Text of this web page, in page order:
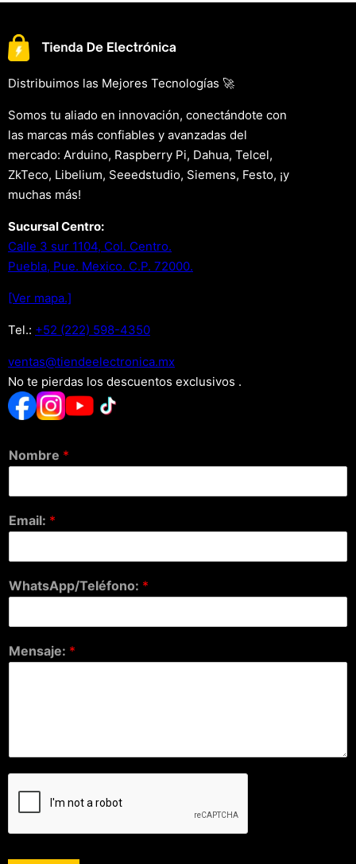
Distribuimos las Mejores Tecnologías 🚀
Somos tu aliado en innovación, conectándote con
las marcas más confiables y avanzadas del
mercado: Arduino, Raspberry Pi, Dahua, Telcel,
ZkTeco, Libelium, Seeedstudio, Siemens, Festo, ¡y
muchas más!
Sucursal Centro:
Calle 3 sur 1104, Col. Centro.
Puebla, Pue. Mexico. C.P. 72000.
[Ver mapa.]
Tel.: +52 (222) 598-4350
xm.acinortceleedneit@satnev
No te pierdas los descuentos exclusivos .
Nombre *
Email: *
WhatsApp/Teléfono: *
Mensaje: *